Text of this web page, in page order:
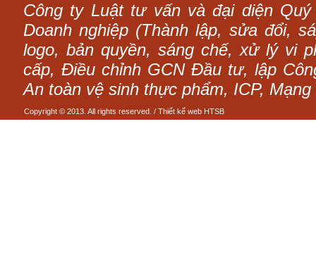
Công ty Luật tư vấn và đại diện
Doanh nghiệp (Thành lập, sửa đổi,
logo, bản quyền, sáng chế, xử lý vi
cấp, Điều chỉnh GCN Đầu tư, lập
An toàn vệ sinh thực phẩm, ICP,
Copyright © 2013. All rights reserved. / Thiết kế web HTSB